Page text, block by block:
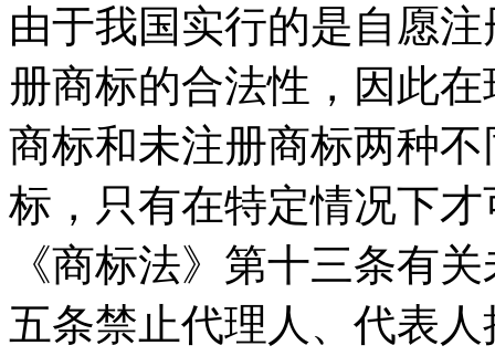
由于我国实行的是自愿
册商标的合法性，因此
商标和未注册商标两种
标，只有在特定情况下
《商标法》第十三条有
五条禁止代理人、代表